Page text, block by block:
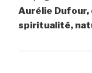
Aurélie
spiritualité,